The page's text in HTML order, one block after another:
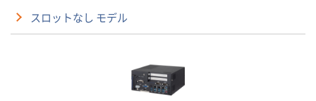
スロットなし モデル